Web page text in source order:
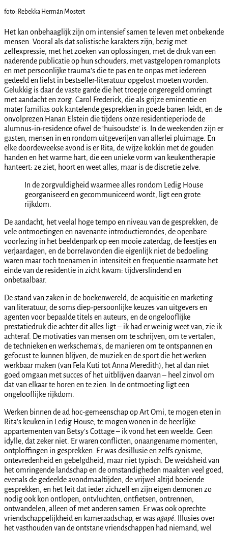
foto: Rebekka Hermán Mostert
Het kan onbehaaglijk zijn om intensief samen te leven met onbekende
mensen. Vooral als dat solistische karakters zijn, bezig met
zelfexpressie, met het zoeken van oplossingen, met de druk van een
naderende publicatie op hun schouders, met vastgelopen romanplots
en met persoonlijke trauma’s die te pas en te onpas met iedereen
gedeeld en liefst in bestseller-literatuur opgelost moeten worden.
Gelukkig is daar de vaste garde die het troepje ongeregeld omringt
met aandacht en zorg. Carol Frederick, die als grijze eminentie en
mater familias ook kantelende gesprekken in goede banen leidt, en de
onvolprezen Hanan Elstein die tijdens onze residentieperiode de
alumnus-in-residence ofwel de ‘huisoudste’ is. In de weekenden zijn er
gasten, mensen in en rondom uitgeverijen van allerlei pluimage. En
elke doordeweekse avond is er Rita, de wijze kokkin met de gouden
handen en het warme hart, die een unieke vorm van keukentherapie
hanteert: ze ziet, hoort en weet alles, maar is de discretie zelve.
In de zorgvuldigheid waarmee alles rondom Ledig House
georganiseerd en gecommuniceerd wordt, ligt een grote
rijkdom.
De aandacht, het veelal hoge tempo en niveau van de gesprekken, de
vele ontmoetingen en navenante introductierondes, de openbare
voorlezing in het beeldenpark op een mooie zaterdag, de feestjes en
verjaardagen, en de borrelavonden die eigenlijk niet de bedoeling
waren maar toch toenamen in intensiteit en frequentie naarmate het
einde van de residentie in zicht kwam: tijdverslindend en
onbetaalbaar.
De stand van zaken in de boekenwereld, de acquisitie en marketing
van literatuur, de soms diep-persoonlijke keuzes van uitgevers en
agenten voor bepaalde titels en auteurs, en de ongelooflijke
prestatiedruk die achter dit alles ligt – ik had er weinig weet van, zie ik
achteraf. De motivaties van mensen om te schrijven, om te vertalen,
de technieken en werkschema’s, de manieren om te ontspannen en
gefocust te kunnen blijven, de muziek en de sport die het werken
werkbaar maken (van Fela Kuti tot Anna Meredith), het al dan niet
goed omgaan met succes of het uitblijven daarvan – heel zinvol om
dat van elkaar te horen en te zien. In de ontmoeting ligt een
ongelooflijke rijkdom.
Werken binnen de ad hoc-gemeenschap op Art Omi, te mogen eten in
Rita’s keuken in Ledig House, te mogen wonen in de heerlijke
appartementen van Betsy’s Cottage – ik vond het een weelde. Geen
idylle, dat zeker niet. Er waren conflicten, onaangename momenten,
ontploffingen in gesprekken. Er was desillusie en zelfs cynisme,
ontevredenheid en gebelgdheid, maar niet typisch. De weidsheid van
het omringende landschap en de omstandigheden maakten veel goed,
evenals de gedeelde avondmaaltijden, de vrijwel altijd boeiende
gesprekken, en het feit dat ieder zichzelf en zijn eigen demonen zo
nodig ook kon ontlopen, ontvluchten, ontfietsen, ontrennen,
ontwandelen, alleen of met anderen samen. Er was ook oprechte
vriendschappelijkheid en kameraadschap, er wasagapé. Illusies over
het vasthouden van de ontstane vriendschappen had niemand, wel